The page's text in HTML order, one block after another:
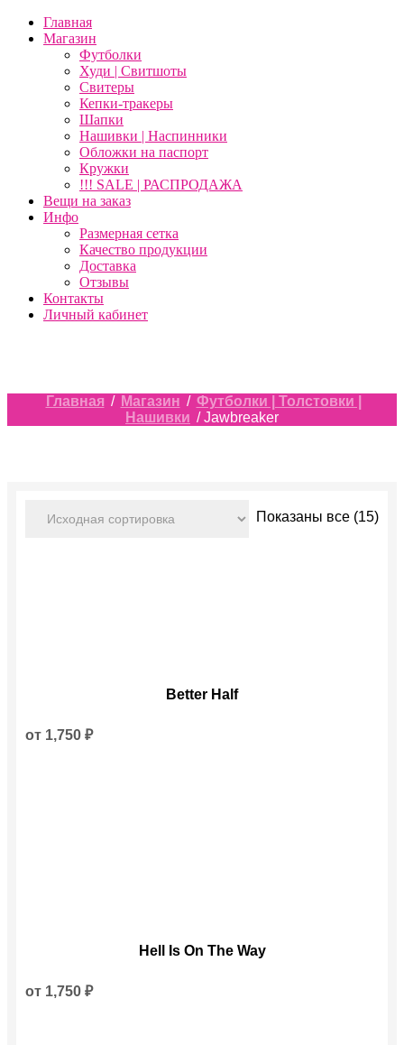
Главная
Магазин
Футболки
Худи | Свитшоты
Свитеры
Кепки-тракеры
Шапки
Нашивки | Наспинники
Обложки на паспорт
Кружки
!!! SALE | РАСПРОДАЖА
Вещи на заказ
Инфо
Размерная сетка
Качество продукции
Доставка
Отзывы
Контакты
Личный кабинет
Главная / Магазин / Футболки | Толстовки |
Нашивки / Jawbreaker
Показаны все (15)
несколько
Better Half
от 1,750 ₽
несколько
Hell Is On The Way
от 1,750 ₽